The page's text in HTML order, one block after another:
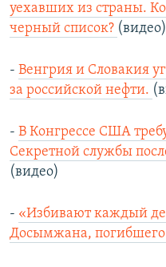
уехавших из страны.
черный список? (видео)
- Венгрия и Словакия
за российской нефти.
- В Конгрессе США
Секретной службы
(видео)
- «Избивают каждый
Досымжана,